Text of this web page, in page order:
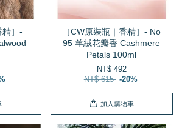
精］-
［CW原裝瓶｜香精］- No
95 羊絨花瓣香 Cashmere
Petals 100ml
NT$ 492
NT$ 615 -20%
加入購物車